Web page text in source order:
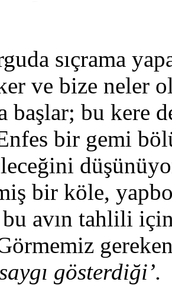
sıçrama
ve bize neler
başlar; bu kere
bir gemi
bir köle,
avın tahlili
gösterdiği’.